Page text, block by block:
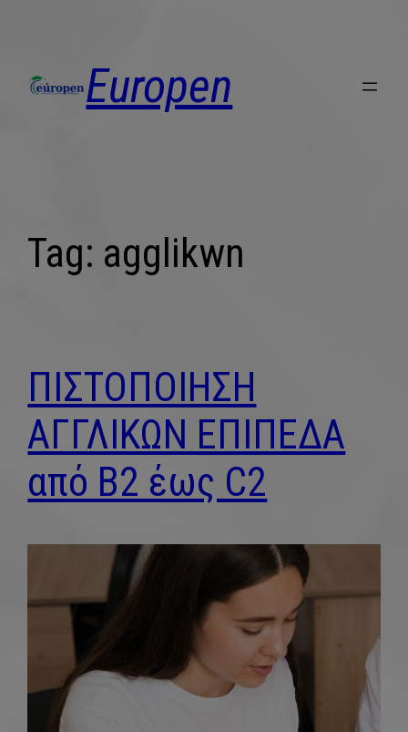
Europen
Tag: agglikwn
ΠΙΣΤΟΠΟΙΗΣΗ
ΑΓΓΛΙΚΩΝ ΕΠΙΠΕΔΑ
από B2 έως C2